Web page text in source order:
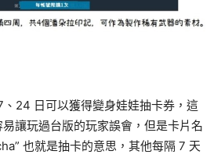
24 日可以獲得變身娃娃抽卡券，這
讓玩過台版的玩家誤會，但是卡片名
也就是抽卡的意思，其他每隔 7 天